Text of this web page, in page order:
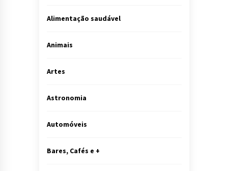
Alimentação saudável
Animais
Artes
Astronomia
Automóveis
Bares, Cafés e +